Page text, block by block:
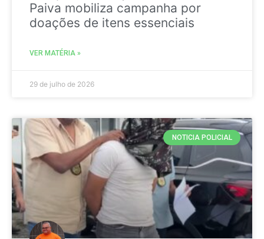
Paiva mobiliza campanha por
doações de itens essenciais
VER MATÉRIA »
29 de julho de 2026
NOTICIA POLICIAL